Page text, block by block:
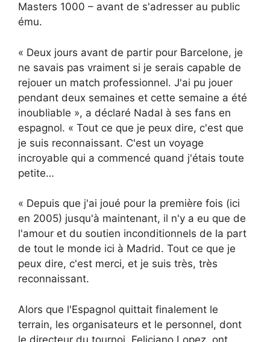
Masters 1000 – avant de s'adresser au public
ému.
« Deux jours avant de partir pour Barcelone, je
ne savais pas vraiment si je serais capable de
rejouer un match professionnel. J'ai pu jouer
pendant deux semaines et cette semaine a été
inoubliable », a déclaré Nadal à ses fans en
espagnol. « Tout ce que je peux dire, c'est que
je suis reconnaissant. C'est un voyage
incroyable qui a commencé quand j'étais toute
petite…
« Depuis que j'ai joué pour la première fois (ici
en 2005) jusqu'à maintenant, il n'y a eu que de
l'amour et du soutien inconditionnels de la part
de tout le monde ici à Madrid. Tout ce que je
peux dire, c'est merci, et je suis très, très
reconnaissant.
Alors que l'Espagnol quittait finalement le
terrain, les organisateurs et le personnel, dont
le directeur du tournoi, Feliciano Lopez, ont